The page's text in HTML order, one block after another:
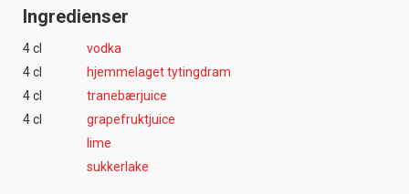
Ingredienser
4 cl
vodka
4 cl
hjemmelaget tytingdram
4 cl
tranebærjuice
4 cl
grapefruktjuice
lime
sukkerlake